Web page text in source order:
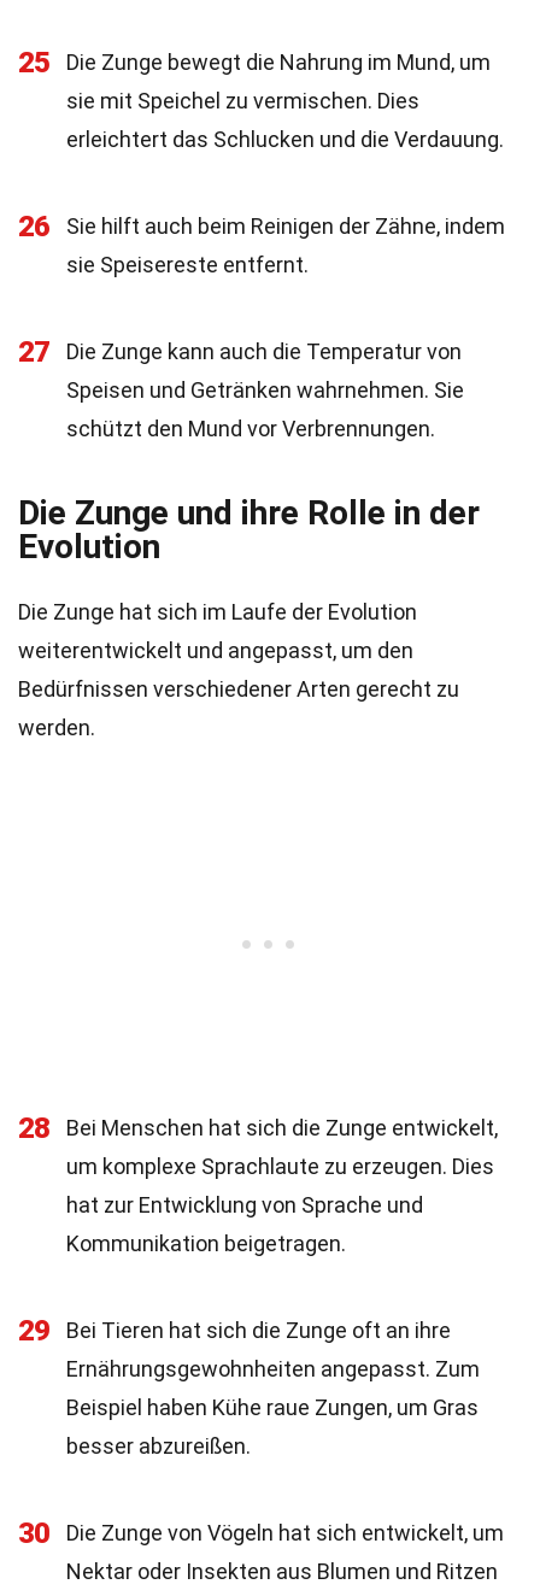
25
Die Zunge bewegt die Nahrung im Mund, um
sie mit Speichel zu vermischen. Dies
erleichtert das Schlucken und die Verdauung.
26
Sie hilft auch beim Reinigen der Zähne, indem
sie Speisereste entfernt.
27
Die Zunge kann auch die Temperatur von
Speisen und Getränken wahrnehmen. Sie
schützt den Mund vor Verbrennungen.
Die Zunge und ihre Rolle in der
Evolution
Die Zunge hat sich im Laufe der Evolution
weiterentwickelt und angepasst, um den
Bedürfnissen verschiedener Arten gerecht zu
werden.
28
Bei Menschen hat sich die Zunge entwickelt,
um komplexe Sprachlaute zu erzeugen. Dies
hat zur Entwicklung von Sprache und
Kommunikation beigetragen.
29
Bei Tieren hat sich die Zunge oft an ihre
Ernährungsgewohnheiten angepasst. Zum
Beispiel haben Kühe raue Zungen, um Gras
besser abzureißen.
30
Die Zunge von Vögeln hat sich entwickelt, um
Nektar oder Insekten aus Blumen und Ritzen